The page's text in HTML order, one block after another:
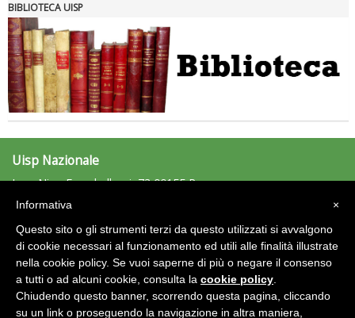
BIBLIOTECA UISP
Uisp Nazionale
L.go Nino Franchellucci, 73 00155 Roma
Tel: 06.439841 - Fax: 06.43984320
C.F.: 97029170582
Area Riservata 2.0
×
Informativa
Questo sito o gli strumenti terzi da questo utilizzati si avvalgono
di cookie necessari al funzionamento ed utili alle finalità illustrate
nella cookie policy. Se vuoi saperne di più o negare il consenso
a tutti o ad alcuni cookie, consulta la cookie policy
Chiudendo questo banner, scorrendo questa pagina, cliccando
su un link o proseguendo la navigazione in altra maniera,